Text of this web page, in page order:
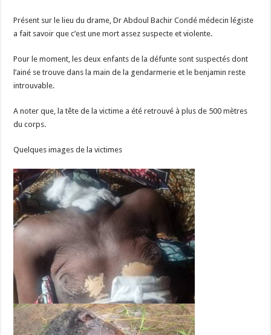
Présent sur le lieu du drame, Dr Abdoul Bachir Condé médecin légiste
a fait savoir que c’est une mort assez suspecte et violente.
Pour le moment, les deux enfants de la défunte sont suspectés dont
l’ainé se trouve dans la main de la gendarmerie et le benjamin reste
introuvable.
A noter que, la tête de la victime a été retrouvé à plus de 500 mètres
du corps.
Quelques images de la victimes